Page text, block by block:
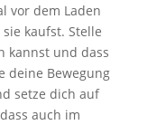
vor dem Laden
kaufst. Stelle
kannst und dass
deine Bewegung
setze dich auf
auch im